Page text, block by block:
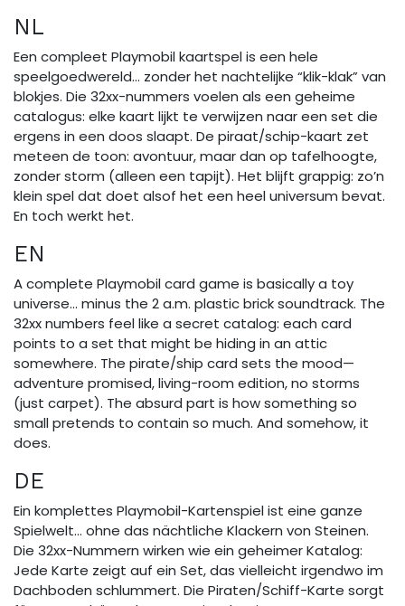
NL
Een compleet Playmobil kaartspel is een hele
speelgoedwereld… zonder het nachtelijke “klik-klak” van
blokjes. Die 32xx-nummers voelen als een geheime
catalogus: elke kaart lijkt te verwijzen naar een set die
ergens in een doos slaapt. De piraat/schip-kaart zet
meteen de toon: avontuur, maar dan op tafelhoogte,
zonder storm (alleen een tapijt). Het blijft grappig: zo’n
klein spel dat doet alsof het een heel universum bevat.
En toch werkt het.
EN
A complete Playmobil card game is basically a toy
universe… minus the 2 a.m. plastic brick soundtrack. The
32xx numbers feel like a secret catalog: each card
points to a set that might be hiding in an attic
somewhere. The pirate/ship card sets the mood—
adventure promised, living-room edition, no storms
(just carpet). The absurd part is how something so
small pretends to contain so much. And somehow, it
does.
DE
Ein komplettes Playmobil-Kartenspiel ist eine ganze
Spielwelt… ohne das nächtliche Klackern von Steinen.
Die 32xx-Nummern wirken wie ein geheimer Katalog:
Jede Karte zeigt auf ein Set, das vielleicht irgendwo im
Dachboden schlummert. Die Piraten/Schiff-Karte sorgt